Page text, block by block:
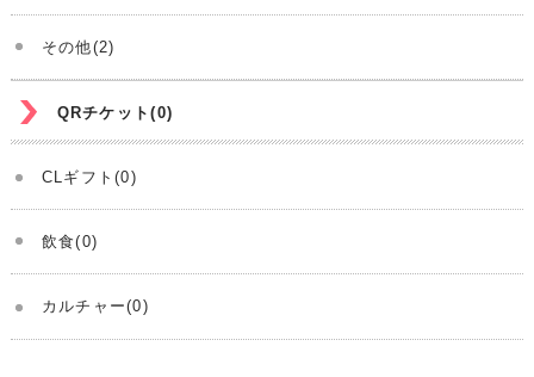
その他(2)
QRチケット(0)
CLギフト(0)
飲食(0)
カルチャー(0)